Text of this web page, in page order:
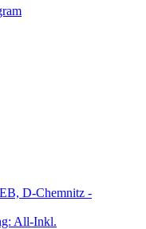
D-Chemnitz -
All-Inkl.